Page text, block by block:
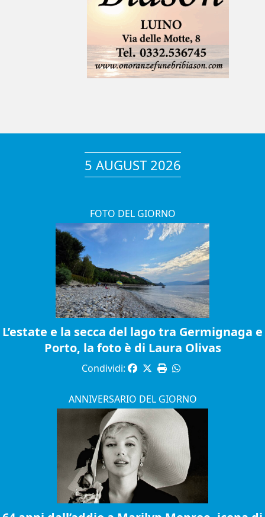
5 AUGUST 2026
FOTO DEL GIORNO
L’estate e la secca del lago tra Germignaga e
Porto, la foto è di Laura Olivas
Condividi:
ANNIVERSARIO DEL GIORNO